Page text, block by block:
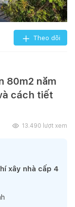
Theo dõi
80m2 năm
cách tiết
13.490 lượt xem
xây nhà cấp 4